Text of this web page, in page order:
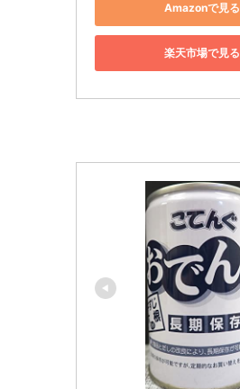
Amazonで見る
楽天市場で見る